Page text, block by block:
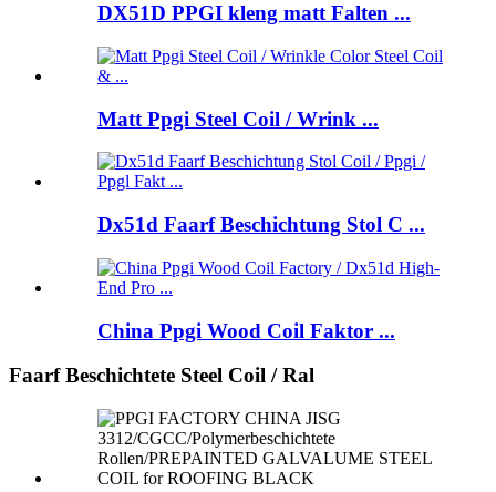
DX51D PPGI kleng matt Falten ...
Matt Ppgi Steel Coil / Wrink ...
Dx51d Faarf Beschichtung Stol C ...
China Ppgi Wood Coil Faktor ...
Faarf Beschichtete Steel Coil / Ral